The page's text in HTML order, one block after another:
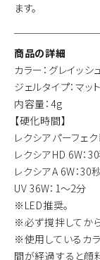
ます。
商品の詳細
カラー：グレイッシ
ジェルタイプ：マッ
内容量：4g
【硬化時間】
レクシアパーフェ
レクシアHD 6W：
レクシアA 6W：30
UV 36W：1～2分
※LED推奨。
※必ず撹拌してか
※使用しているカ
間が経過すると顔